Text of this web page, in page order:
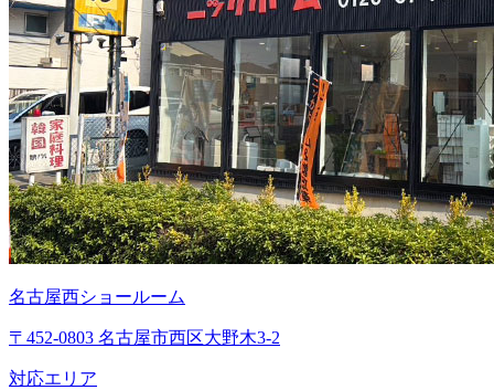
名古屋西ショールーム
〒452-0803 名古屋市西区大野木3-2
対応エリア